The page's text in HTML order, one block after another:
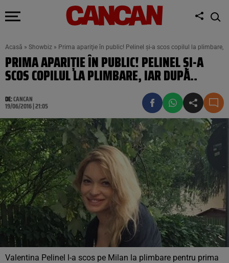
Acasă » Showbiz » Prima apariţie în public! Pelinel şi-a scos copilul la plimbare,
PRIMA APARIŢIE ÎN PUBLIC! PELINEL ŞI-A
SCOS COPILUL LA PLIMBARE, IAR DUPĂ..
DE:CANCAN
19/06/2016 | 21:05
Valentina Pelinel l-a scos pe Milan la plimbare pentru prima